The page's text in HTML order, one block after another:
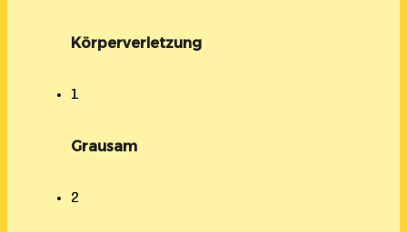
Körperverletzung
1
Grausam
2